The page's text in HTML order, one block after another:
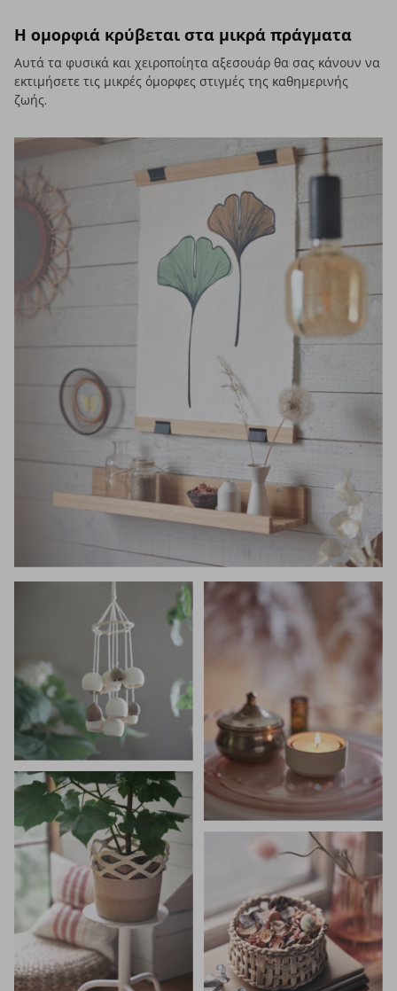
Η ομορφιά κρύβεται στα μικρά πράγματα
Αυτά τα φυσικά και χειροποίητα αξεσουάρ θα σας κάνουν να
εκτιμήσετε τις μικρές όμορφες στιγμές της καθημερινής
ζωής.